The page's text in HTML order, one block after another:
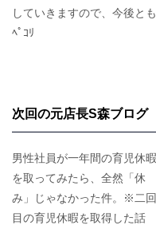
していきますので、今後と
ﾍﾟｺﾘ
次回の元店長S森ブログ
男性社員が一年間の育児休暇
を取ってみたら、全然「休
み」じゃなかった件。※二回
目の育児休暇を取得した話